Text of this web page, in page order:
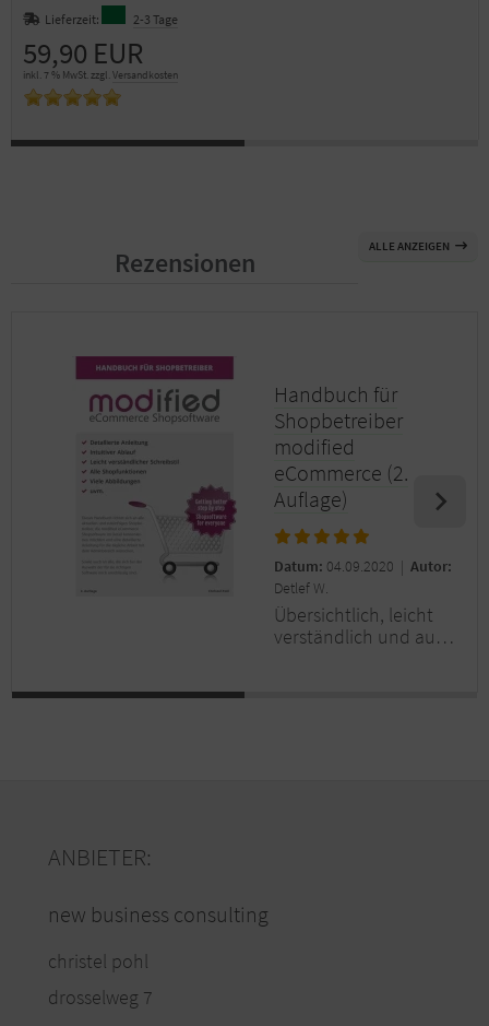
Lieferzeit: 2-3 Tage
59,90 EUR
inkl. 7 % MwSt. zzgl.Versandkosten
Rezensionen ALLE ANZEIGEN
Handbuch für
Shopbetreiber
modified
eCommerce (2.
Auflage)
Datum: 04.09.2020 | Autor:
Detlef W.
Übersichtlich, leicht
verständlich und aus
ANBIETER:
new business consulting
christel pohl
drosselweg 7